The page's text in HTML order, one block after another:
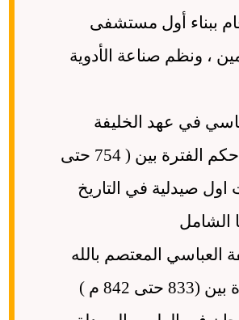
م ) قام ببناء أول مستشفى
، ونظم صناعة الأدوية
في عهد الخليفة
المنصور الذي حكم الفترة بين ( 754 حتى
اول صيدلية في التاريخ
الشامل
العباسي المعتصم بالله
حكم من الفترة بين (833 حتى 842 م )